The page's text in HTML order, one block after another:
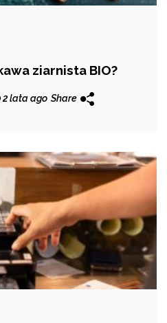
ziarnista BIO?
2 lata ago Share